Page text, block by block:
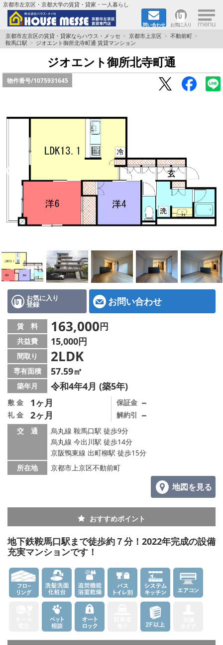
京都市左京区・京都大学の賃貸・貸家・一人暮らし
問い合わせ お気に入り ×
TOPページ
地図から検索
地域から検索
家族で住むならマンション？賃家？
一人暮らしの物件特集
ペット相談OKの賃貸！
特選物件
ハウスメーカー施工特集！
路線·駅から探す
IT重説について
スタッフ紹介
賃貸管理の北白川店
店舗情報·アクセス
会社概要
メールでお問い合わせ
京都市左京区の賃貸・貸家ならハウス・メッセ 京都市上京区
不動前町
鞍馬口駅
ジオエント御所北寺町通 賃貸マンション
ジオエント御所北寺町通
物件番号/1075931645
お気に入り
登録 お問い合わせ
賃 料 163,000円
共益費 15,000円
間取り 2LDK
専有面積 57.59㎡
築年月 令和4年4月 (築5年)
敷 金 1ヶ月
礼 金 2ヶ月
保証金 －
解約引 －
交 通
烏丸線 鞍馬口駅 徒歩9分
烏丸線 今出川駅 徒歩14分
京阪鴨東線 出町柳駅 徒歩15分
所在地
京都市上京区不動前町
地図を見る
おすすめポイント
地下鉄鞍馬口駅まで徒歩約７分！2022年完成の設備
充実マンションです！